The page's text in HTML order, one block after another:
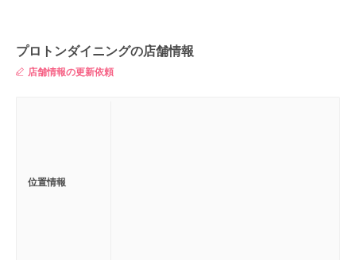
プロトンダイニングの店舗情報
店舗情報の更新依頼
位置情報